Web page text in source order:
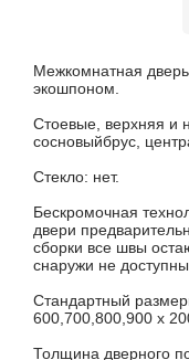
Межкомнатная дверь
экошпоном.
Стоевые, верхняя и
сосновыйбрус,
Стекло: нет.
Бескромочная
двери
сборки все швы
снаружи не доступны.
Стандартный
600,700,800,900 х
Толщина дверного